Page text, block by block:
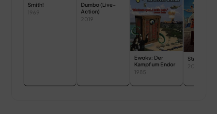
Smith!
1969
Dumbo (Live-
Action)
2019
Ewoks: Der
Kampf um Endor
1985
Stan Lee
2023